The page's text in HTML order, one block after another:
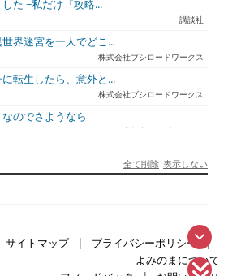
た ~私だけ『攻略...
講談社
界迷宮を一人でどこ...
株式会社ブシロードワークス
転生したら、意外と...
株式会社ブシロードワークス
のでさようなら
宇都宮ケーブルテレビ
所 ~付与の力であ...
一二三書房
ホビージャパン
表示しない
全て削除
サイトマップ | プライバシーポリシー |
よみのまについて